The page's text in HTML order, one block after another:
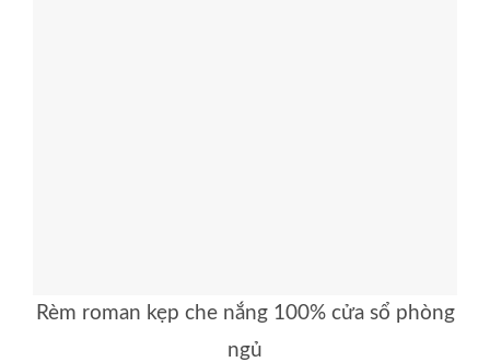
Rèm roman kẹp che nắng 100% cửa sổ phòng
ngủ